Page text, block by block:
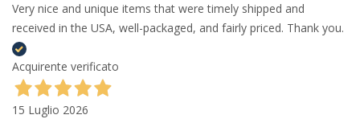
Very nice and unique items that were timely shipped and
received in the USA, well-packaged, and fairly priced. Thank you.
Acquirente verificato
15 Luglio 2026